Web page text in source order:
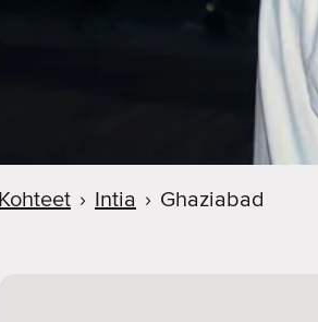
Kohteet › Intia › Ghaziabad